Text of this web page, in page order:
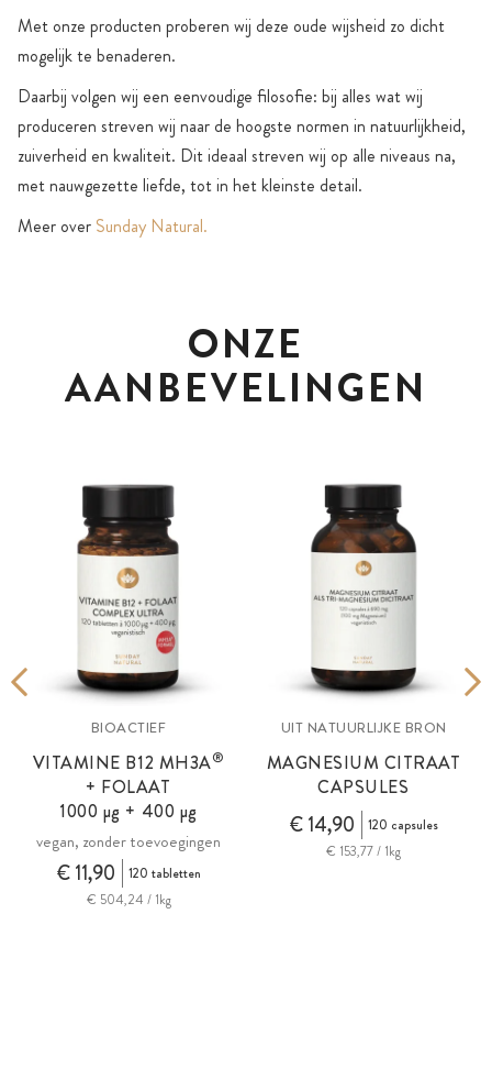
Met onze producten proberen wij deze oude wijsheid zo dicht
mogelijk te benaderen.
Daarbij volgen wij een eenvoudige filosofie: bij alles wat wij
produceren streven wij naar de hoogste normen in natuurlijkheid,
zuiverheid en kwaliteit. Dit ideaal streven wij op alle niveaus na,
met nauwgezette liefde, tot in het kleinste detail.
Meer over Sunday Natural.
ONZE
AANBEVELINGEN
BIOACTIEF
VITAMINE B12 MH3A®
+ FOLAAT
1000 µg + 400 µg
vegan, zonder toevoegingen
€ 11,90
120 tabletten
€ 504,24 / 1kg
UIT NATUURLIJKE BRON
MAGNESIUM CITRAAT
CAPSULES
€ 14,90
120 capsules
€ 153,77 / 1kg